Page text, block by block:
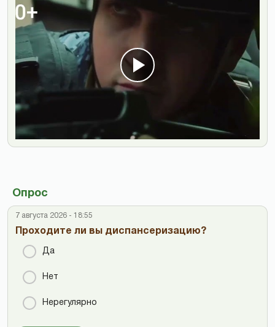
Опрос
7 августа 2026 - 18:55
Проходите ли вы диспансеризацию?
Да
Нет
Нерегулярно